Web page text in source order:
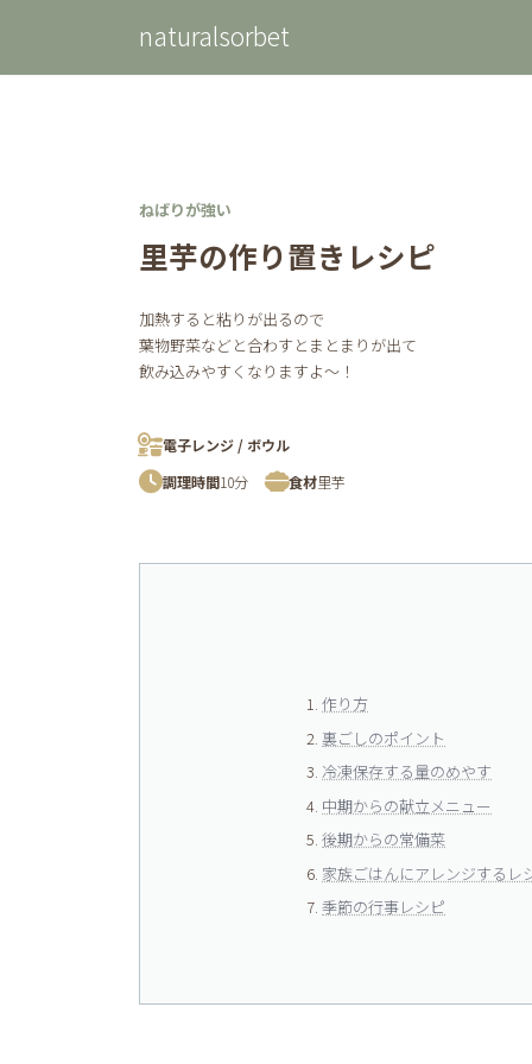
ン
ー
naturalsorbet
ねばりが強い
里芋の作り置きレシピ
加熱すると粘りが出るので
葉物野菜などと合わすとまとまりが出て
飲み込みやすくなりますよ〜！
電子レンジ / ボウル
調理時間10分 食材里芋
作り方
裏ごしのポイント
冷凍保存する量のめやす
中期からの献立メニュー
後期からの常備菜
家族ごはんにアレンジするレ
季節の行事レシピ